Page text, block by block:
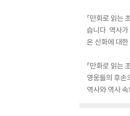
『만화로 읽는
습니다. 역사
온 신화에 대
『만화로 읽는
영웅들의 후손
역사와 역사